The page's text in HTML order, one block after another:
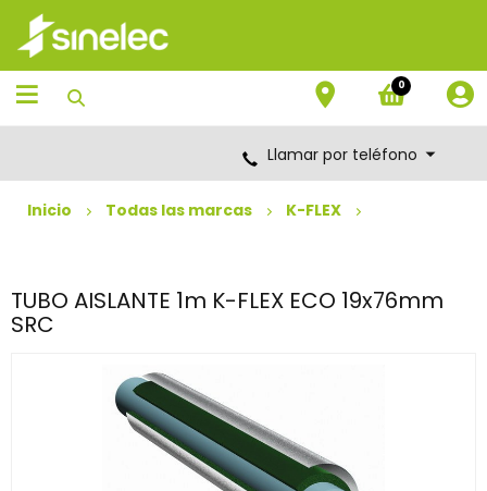
Saltar
contenido
Saltar
menú
de
navegación
0
Llamar por teléfono
Inicio Todas las marcas K-FLEX
TUBO AISLANTE 1m K-FLEX ECO 19x76mm
SRC